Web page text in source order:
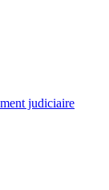
judiciaire